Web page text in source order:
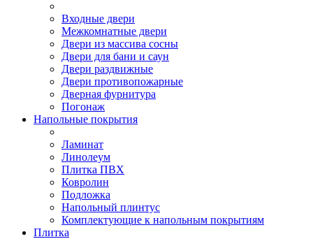
Входные двери
Межкомнатные двери
Двери из массива сосны
Двери для бани и саун
Двери раздвижные
Двери противопожарные
Дверная фурнитура
Погонаж
Напольные покрытия
Ламинат
Линолеум
Плитка ПВХ
Ковролин
Подложка
Напольный плинтус
Комплектующие к напольным покрытиям
Плитка